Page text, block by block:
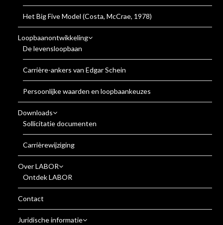
Het Big Five Model (Costa, McCrae, 1978)
Loopbaanontwikkeling
De levensloopbaan
Carrière-ankers van Edgar Schein
Persoonlijke waarden en loopbaankeuzes
Downloads
Sollicitatie documenten
Carrièrewijziging
Over LABOR
Ontdek LABOR
Contact
Juridische informatie